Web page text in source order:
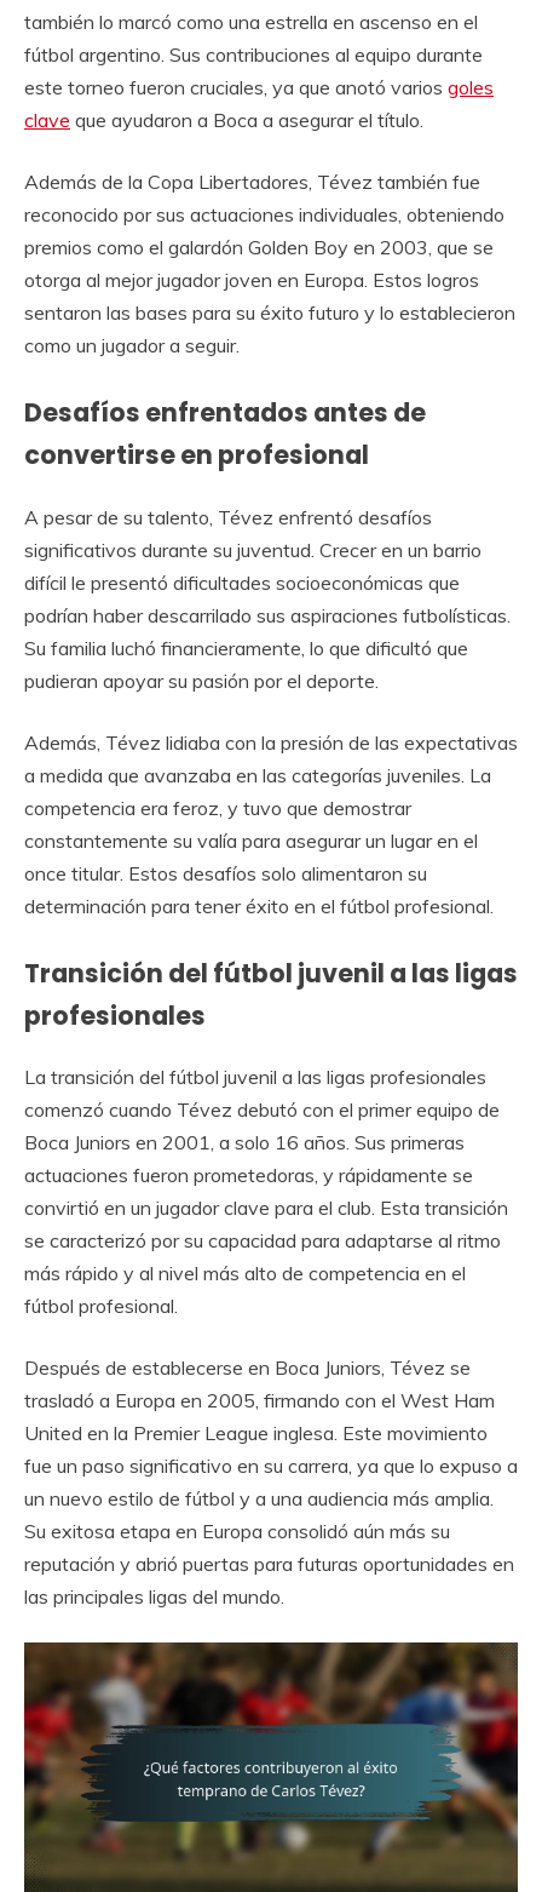
también lo marcó como una estrella en ascenso en el
fútbol argentino. Sus contribuciones al equipo durante
este torneo fueron cruciales, ya que anotó varios goles
clave que ayudaron a Boca a asegurar el título.
Además de la Copa Libertadores, Tévez también fue
reconocido por sus actuaciones individuales, obteniendo
premios como el galardón Golden Boy en 2003, que se
otorga al mejor jugador joven en Europa. Estos logros
sentaron las bases para su éxito futuro y lo establecieron
como un jugador a seguir.
Desafíos enfrentados antes de
convertirse en profesional
A pesar de su talento, Tévez enfrentó desafíos
significativos durante su juventud. Crecer en un barrio
difícil le presentó dificultades socioeconómicas que
podrían haber descarrilado sus aspiraciones futbolísticas.
Su familia luchó financieramente, lo que dificultó que
pudieran apoyar su pasión por el deporte.
Además, Tévez lidiaba con la presión de las expectativas
a medida que avanzaba en las categorías juveniles. La
competencia era feroz, y tuvo que demostrar
constantemente su valía para asegurar un lugar en el
once titular. Estos desafíos solo alimentaron su
determinación para tener éxito en el fútbol profesional.
Transición del fútbol juvenil a las ligas
profesionales
La transición del fútbol juvenil a las ligas profesionales
comenzó cuando Tévez debutó con el primer equipo de
Boca Juniors en 2001, a solo 16 años. Sus primeras
actuaciones fueron prometedoras, y rápidamente se
convirtió en un jugador clave para el club. Esta transición
se caracterizó por su capacidad para adaptarse al ritmo
más rápido y al nivel más alto de competencia en el
fútbol profesional.
Después de establecerse en Boca Juniors, Tévez se
trasladó a Europa en 2005, firmando con el West Ham
United en la Premier League inglesa. Este movimiento
fue un paso significativo en su carrera, ya que lo expuso a
un nuevo estilo de fútbol y a una audiencia más amplia.
Su exitosa etapa en Europa consolidó aún más su
reputación y abrió puertas para futuras oportunidades en
las principales ligas del mundo.